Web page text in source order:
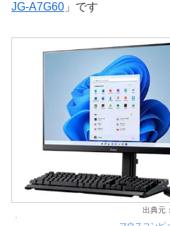
JG-A7G60 」です
出典元：